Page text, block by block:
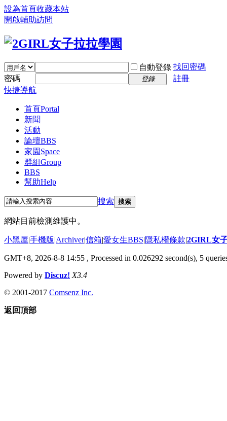
設為首頁收藏本站
開啟輔助訪問
自動登錄 找回密碼
密碼
登錄
註冊
快捷導航
首頁Portal
新聞
活動
論壇BBS
家園 Space
群組Group
BBS
幫助Help
搜索 搜索
網站目前檢測維護中。
小黑屋|手機版|Archiver|信箱|愛女生BBS|隱私權條款|2GIRL女
GMT+8, 2026-8-8 14:55 , Processed in 0.026292 second(s), 5
Powered by Discuz! X3.4
© 2001-2017 Comsenz Inc.
返回頂部